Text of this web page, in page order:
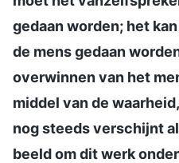
gedaan worden; het
de mens gedaan
overwinnen van het
middel van de
nog steeds verschijnt
beeld om dit werk